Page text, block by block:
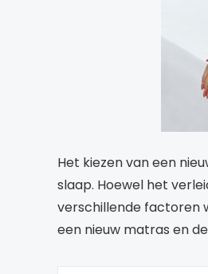
Het kiezen van een
slaap. Hoewel het
verschillende factoren
een nieuw matras en